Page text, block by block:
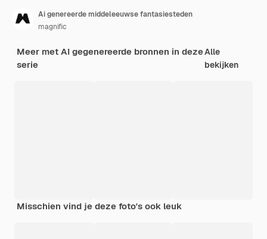
Ai genereerde middeleeuwse fantasiesteden
magnific
Meer met AI gegenereerde bronnen in deze
serie
Alle
bekijken
Misschien vind je deze foto's ook leuk